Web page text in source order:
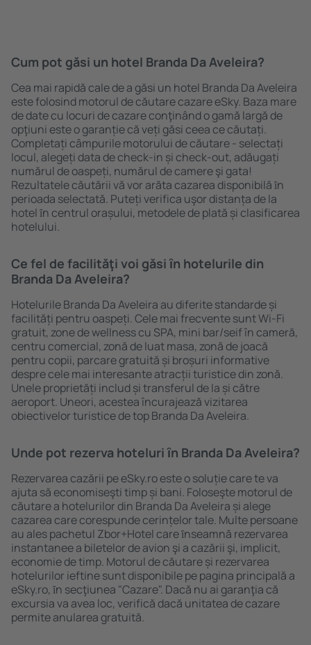
Cum pot găsi un hotel Branda Da Aveleira?
Cea mai rapidă cale de a găsi un hotel Branda Da Aveleira
este folosind motorul de căutare cazare eSky. Baza mare
de date cu locuri de cazare conţinând o gamă largă de
opţiuni este o garanție că veți găsi ceea ce căutați.
Completați câmpurile motorului de căutare - selectați
locul, alegeți data de check-in și check-out, adăugați
numărul de oaspeți, numărul de camere şi gata!
Rezultatele căutării vă vor arăta cazarea disponibilă ȋn
perioada selectată. Puteți verifica uşor distanța de la
hotel ȋn centrul orașului, metodele de plată și clasificarea
hotelului.
Ce fel de facilităţi voi găsi ȋn hotelurile din
Branda Da Aveleira?
Hotelurile Branda Da Aveleira au diferite standarde și
facilități pentru oaspeți. Cele mai frecvente sunt Wi-Fi
gratuit, zone de wellness cu SPA, mini bar/seif în cameră,
centru comercial, zonă de luat masa, zonă de joacă
pentru copii, parcare gratuită și broșuri informative
despre cele mai interesante atracții turistice din zonă.
Unele proprietăți includ și transferul de la și către
aeroport. Uneori, acestea încurajează vizitarea
obiectivelor turistice de top Branda Da Aveleira.
Unde pot rezerva hoteluri ȋn Branda Da Aveleira?
Rezervarea cazării pe eSky.ro este o soluție care te va
ajuta să economiseşti timp și bani. Foloseşte motorul de
căutare a hotelurilor din Branda Da Aveleira și alege
cazarea care corespunde cerințelor tale. Multe persoane
au ales pachetul Zbor+Hotel care ȋnseamnă rezervarea
instantanee a biletelor de avion şi a cazării şi, implicit,
economie de timp. Motorul de căutare și rezervarea
hotelurilor ieftine sunt disponibile pe pagina principală a
eSky.ro, ȋn secţiunea "Cazare". Dacă nu ai garanţia că
excursia va avea loc, verifică dacă unitatea de cazare
permite anularea gratuită.